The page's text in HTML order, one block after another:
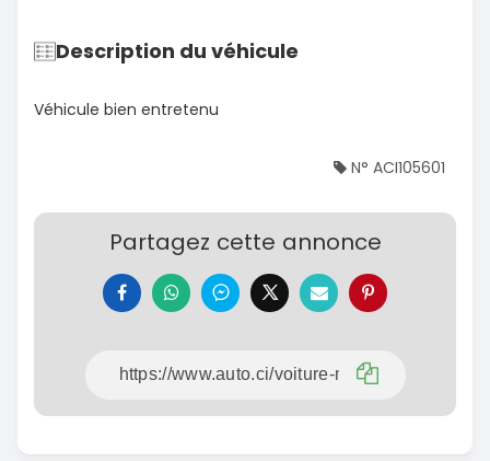
Description du véhicule
Véhicule bien entretenu
N° ACI105601
Partagez cette annonce